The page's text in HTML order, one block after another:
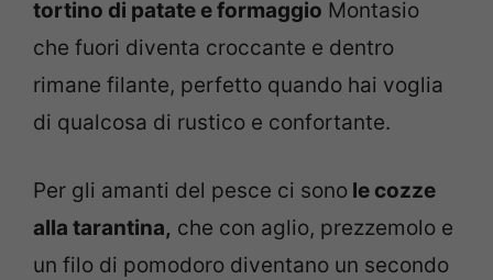
tortino di patate e formaggio Montasio
che fuori diventa croccante e dentro
rimane filante, perfetto quando hai voglia
di qualcosa di rustico e confortante.
Per gli amanti del pesce ci sono le cozze
alla tarantina, che con aglio, prezzemolo e
un filo di pomodoro diventano un secondo